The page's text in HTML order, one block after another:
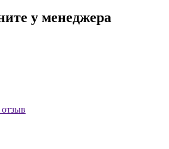
у менеджера